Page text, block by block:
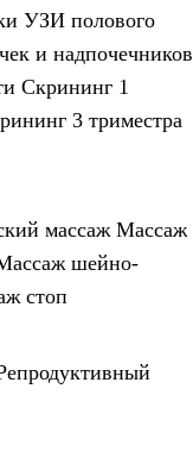
УЗИ полового
и надпочечников
Скрининг 1
3 триместра
массаж Массаж
шейно-
стоп